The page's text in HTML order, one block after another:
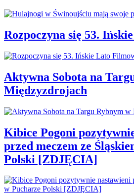
Rozpoczyna się 53.
Aktywna Sobota na
Międzyzdrojach
Kibice Pogoni
przed meczem ze
Polski [ZDJĘCIA]